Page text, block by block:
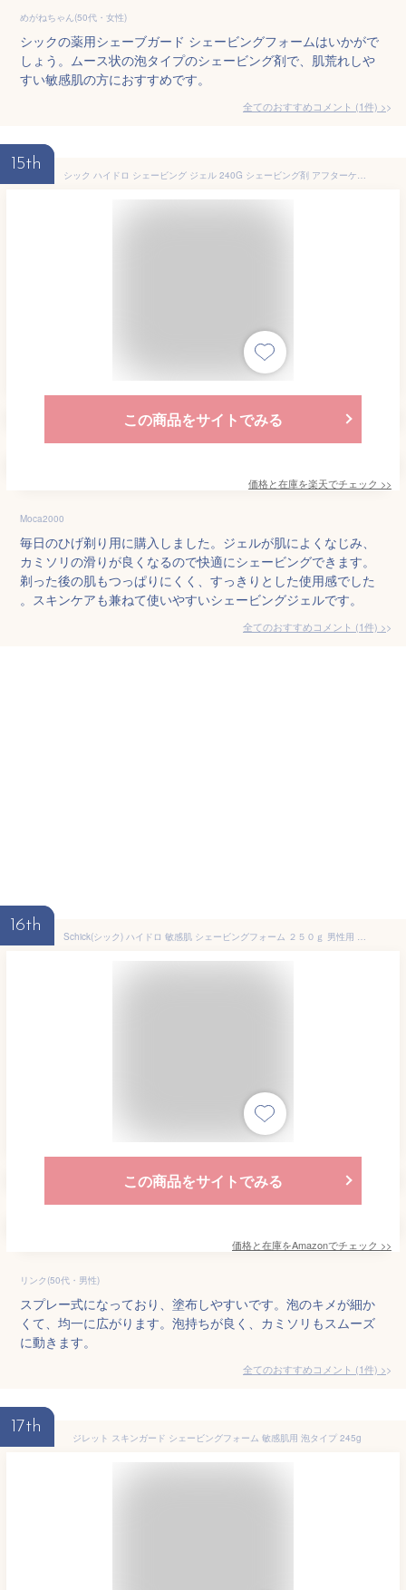
めがねちゃん(50代・女性)
シックの薬用シェーブガード シェービングフォームはいかがで
しょう。ムース状の泡タイプのシェービング剤で、肌荒れしや
すい敏感肌の方におすすめです。
全てのおすすめコメント (1件) >
15th
シック ハイドロ シェービング ジェル 240G シェービング剤 アフターケア シェービング スキンケア
この商品をサイトでみる
価格と在庫を楽天でチェック >>
Moca2000
毎日のひげ剃り用に購入しました。ジェルが肌によくなじみ、
カミソリの滑りが良くなるので快適にシェービングできます。
剃った後の肌もつっぱりにくく、すっきりとした使用感でした
。スキンケアも兼ねて使いやすいシェービングジェルです。
全てのおすすめコメント (1件) >
16th
Schick(シック) ハイドロ 敏感肌 シェービングフォーム ２５０ｇ 男性用 シェービング剤
この商品をサイトでみる
価格と在庫をAmazonでチェック >>
リンク(50代・男性)
スプレー式になっており、塗布しやすいです。泡のキメが細か
くて、均一に広がります。泡持ちが良く、カミソリもスムーズ
に動きます。
全てのおすすめコメント (1件) >
17th
ジレット スキンガード シェービングフォーム 敏感肌用 泡タイプ 245g